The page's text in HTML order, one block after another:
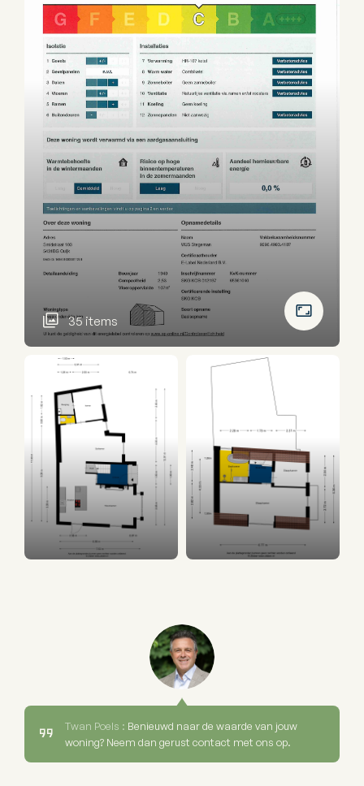
35 items
Twan Poels : Benieuwd naar de waarde van jouw
woning? Neem dan gerust contact met ons op.